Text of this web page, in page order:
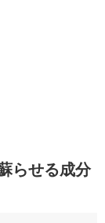
らせる成分